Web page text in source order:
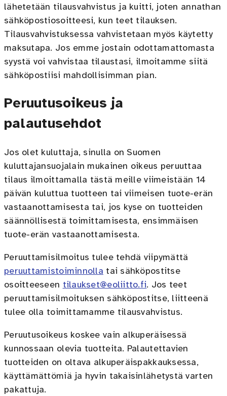
lähetetään tilausvahvistus ja kuitti, joten annathan
sähköpostiosoitteesi, kun teet tilauksen.
Tilausvahvistuksessa vahvistetaan myös käytetty
maksutapa. Jos emme jostain odottamattomasta
syystä voi vahvistaa tilaustasi, ilmoitamme siitä
sähköpostiisi mahdollisimman pian.
Peruutusoikeus ja
palautusehdot
Jos olet kuluttaja, sinulla on Suomen
kuluttajansuojalain mukainen oikeus peruuttaa
tilaus ilmoittamalla tästä meille viimeistään 14
päivän kuluttua tuotteen tai viimeisen tuote-erän
vastaanottamisesta tai, jos kyse on tuotteiden
säännöllisestä toimittamisesta, ensimmäisen
tuote-erän vastaanottamisesta.
Peruuttamisilmoitus tulee tehdä viipymättä
peruuttamistoiminnolla tai sähköpostitse
osoitteeseen tilaukset@eoliitto.fi. Jos teet
peruuttamisilmoituksen sähköpostitse, liitteenä
tulee olla toimittamamme tilausvahvistus.
Peruutusoikeus koskee vain alkuperäisessä
kunnossaan olevia tuotteita. Palautettavien
tuotteiden on oltava alkuperäispakkauksessa,
käyttämättömiä ja hyvin takaisinlähetystä varten
pakattuja.